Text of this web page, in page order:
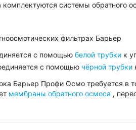
системы обратного
фильтрах Барьер
с помощью белой трубки к
с помощью чёрной трубки
Барьер Профи Осмо требуется в
мембраны обратного осмоса ,